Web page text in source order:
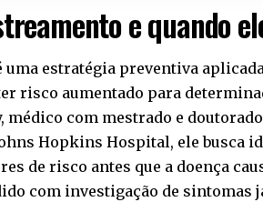
e quando
uma estratégia preventiva
risco aumentado para
médico com mestrado e
Hopkins Hospital, ele busca
de risco antes que a doença
com investigação de sintomas